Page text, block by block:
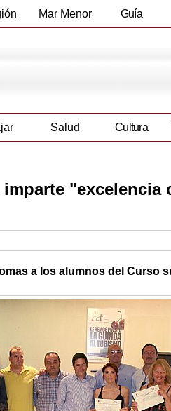
Mar Menor Guía
Salud Cultura
"excelencia
a los alumnos del Curso